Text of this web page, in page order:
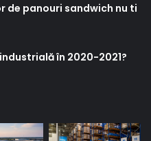
de panouri sandwich nu ti
în 2020-2021?